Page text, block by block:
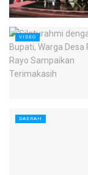
VIDEO
DAERAH